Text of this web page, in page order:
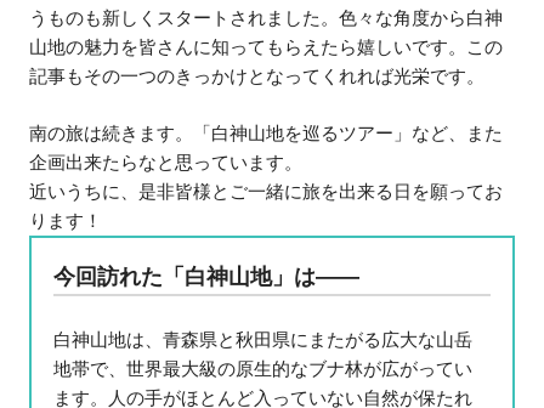
うものも新しくスタートされました。色々な角度から白神
山地の魅力を皆さんに知ってもらえたら嬉しいです。この
記事もその一つのきっかけとなってくれれば光栄です。
南の旅は続きます。「白神山地を巡るツアー」など、また
企画出来たらなと思っています。
近いうちに、是非皆様とご一緒に旅を出来る日を願ってお
ります！
今回訪れた「白神山地」は――
白神山地は、青森県と秋田県にまたがる広大な山岳
地帯で、世界最大級の原生的なブナ林が広がってい
ます。人の手がほとんど入っていない自然が保たれ